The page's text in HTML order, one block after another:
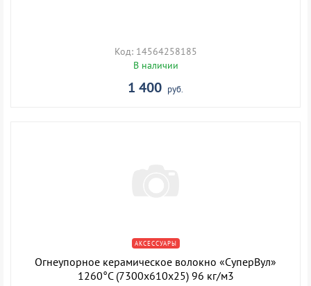
Код: 14564258185
В наличии
1 400 руб.
АКСЕССУАРЫ
Огнеупорное керамическое волокно «СуперВул»
1260°С (7300х610х25) 96 кг/м3